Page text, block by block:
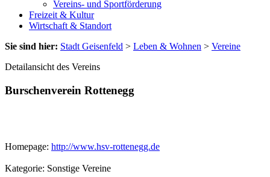
Vereins- und Sportförderung
Freizeit & Kultur
Wirtschaft & Standort
Sie sind hier: Stadt Geisenfeld > Leben & Wohnen > Vereine
Detailansicht des Vereins
Burschenverein Rottenegg
Homepage: http://www.hsv-rottenegg.de
Kategorie: Sonstige Vereine